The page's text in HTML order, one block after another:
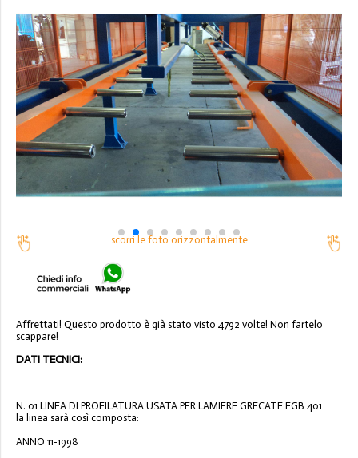
scorri le foto orizzontalmente
Affrettati! Questo prodotto è già stato visto 4792 volte! Non fartelo
scappare!
DATI TECNICI:
N. 01 LINEA DI PROFILATURA USATA PER LAMIERE GRECATE EGB 401
la linea sarà così composta:
ANNO 11-1998